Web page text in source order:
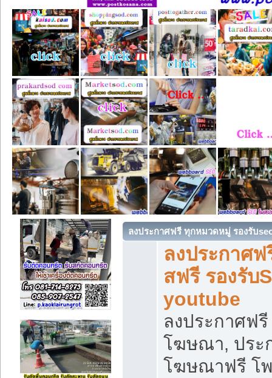
ลงประกาศฟรี ทุกหมวดหมู่ รองรับ
ลงประกาศ
สฟรี รองรับ
youtube
ลงประกาศฟ
โฆษณา, ประ
โฆษณาฟรี โ